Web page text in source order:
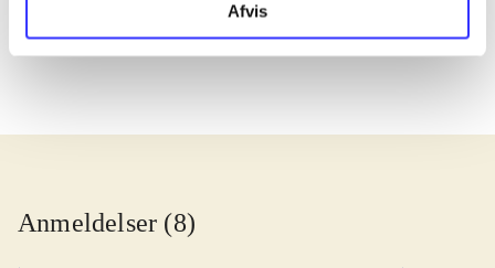
Afvis
Anmeldelser (8)